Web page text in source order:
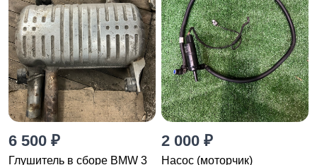
6 500 ₽
Глушитель в сборе BMW 3
2 000 ₽
Насос (моторчик)